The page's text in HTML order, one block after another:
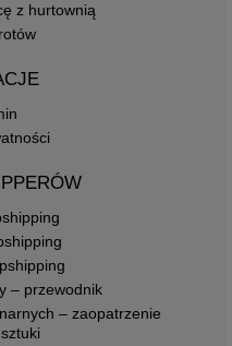
z hurtownią
– przewodnik
– zaopatrzenie